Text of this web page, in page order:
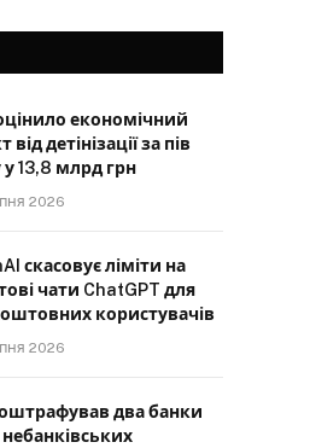
економічний
від детінізації за пів
у 13,8 млрд грн
2026
скасовує ліміти на
чати ChatGPT для
користувачів
2026
два банки
небанківських